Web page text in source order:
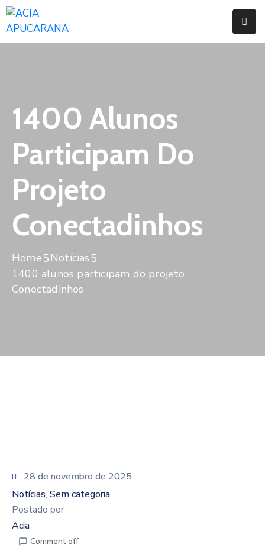
Serviços
Campanhas
Convênios
Benefícios
Fórum
Desenvolve
Instituto
De
Pesquisa
1400 Alunos
Participam Do
Projeto
Conectadinhos
Home
Notícias
1400 alunos participam do projeto
Conectadinhos
28 de novembro de 2025
Notícias‚ Sem categoria
Postado por
Acia
Comment off